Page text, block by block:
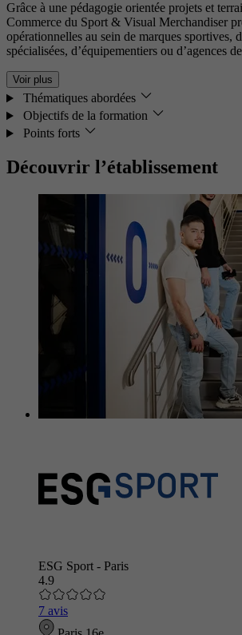
Grâce à une pédagogie orientée projets et
Commerce du Sport & Visual Merchandiser
opérationnelles au sein de marques sportives,
spécialisées, d’équipementiers ou d’agences
Voir plus
Thématiques abordées
Objectifs de la formation
Points forts
Découvrir l’établissement
ESG Sport - Paris
4.9
7 avis